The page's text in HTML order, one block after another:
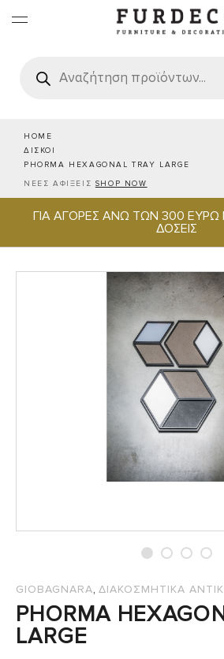
search
HOME
ΔΙΣΚΟΙ
PHORMA HEXAGONAL TRAY LARGE
ΝΕΕΣ ΑΦΙΞΕΙΣ SHOP NOW
ΓΙΑ ΑΓΟΡΕΣ ΑΝΩ ΤΩΝ 300 ΕΥΡΩ
ΔΟΣΕΙΣ
ΕΠΙΠΛΑ
ΧΑΛΙΑ
ΕΙΔΗ ΣΕΡΒΙΡΙΣΜΑΤΟΣ &
GIOBAGNARA, ΔΙΑΚΟΣΜΗΤΙΚΑ
PHORMA
LARGE